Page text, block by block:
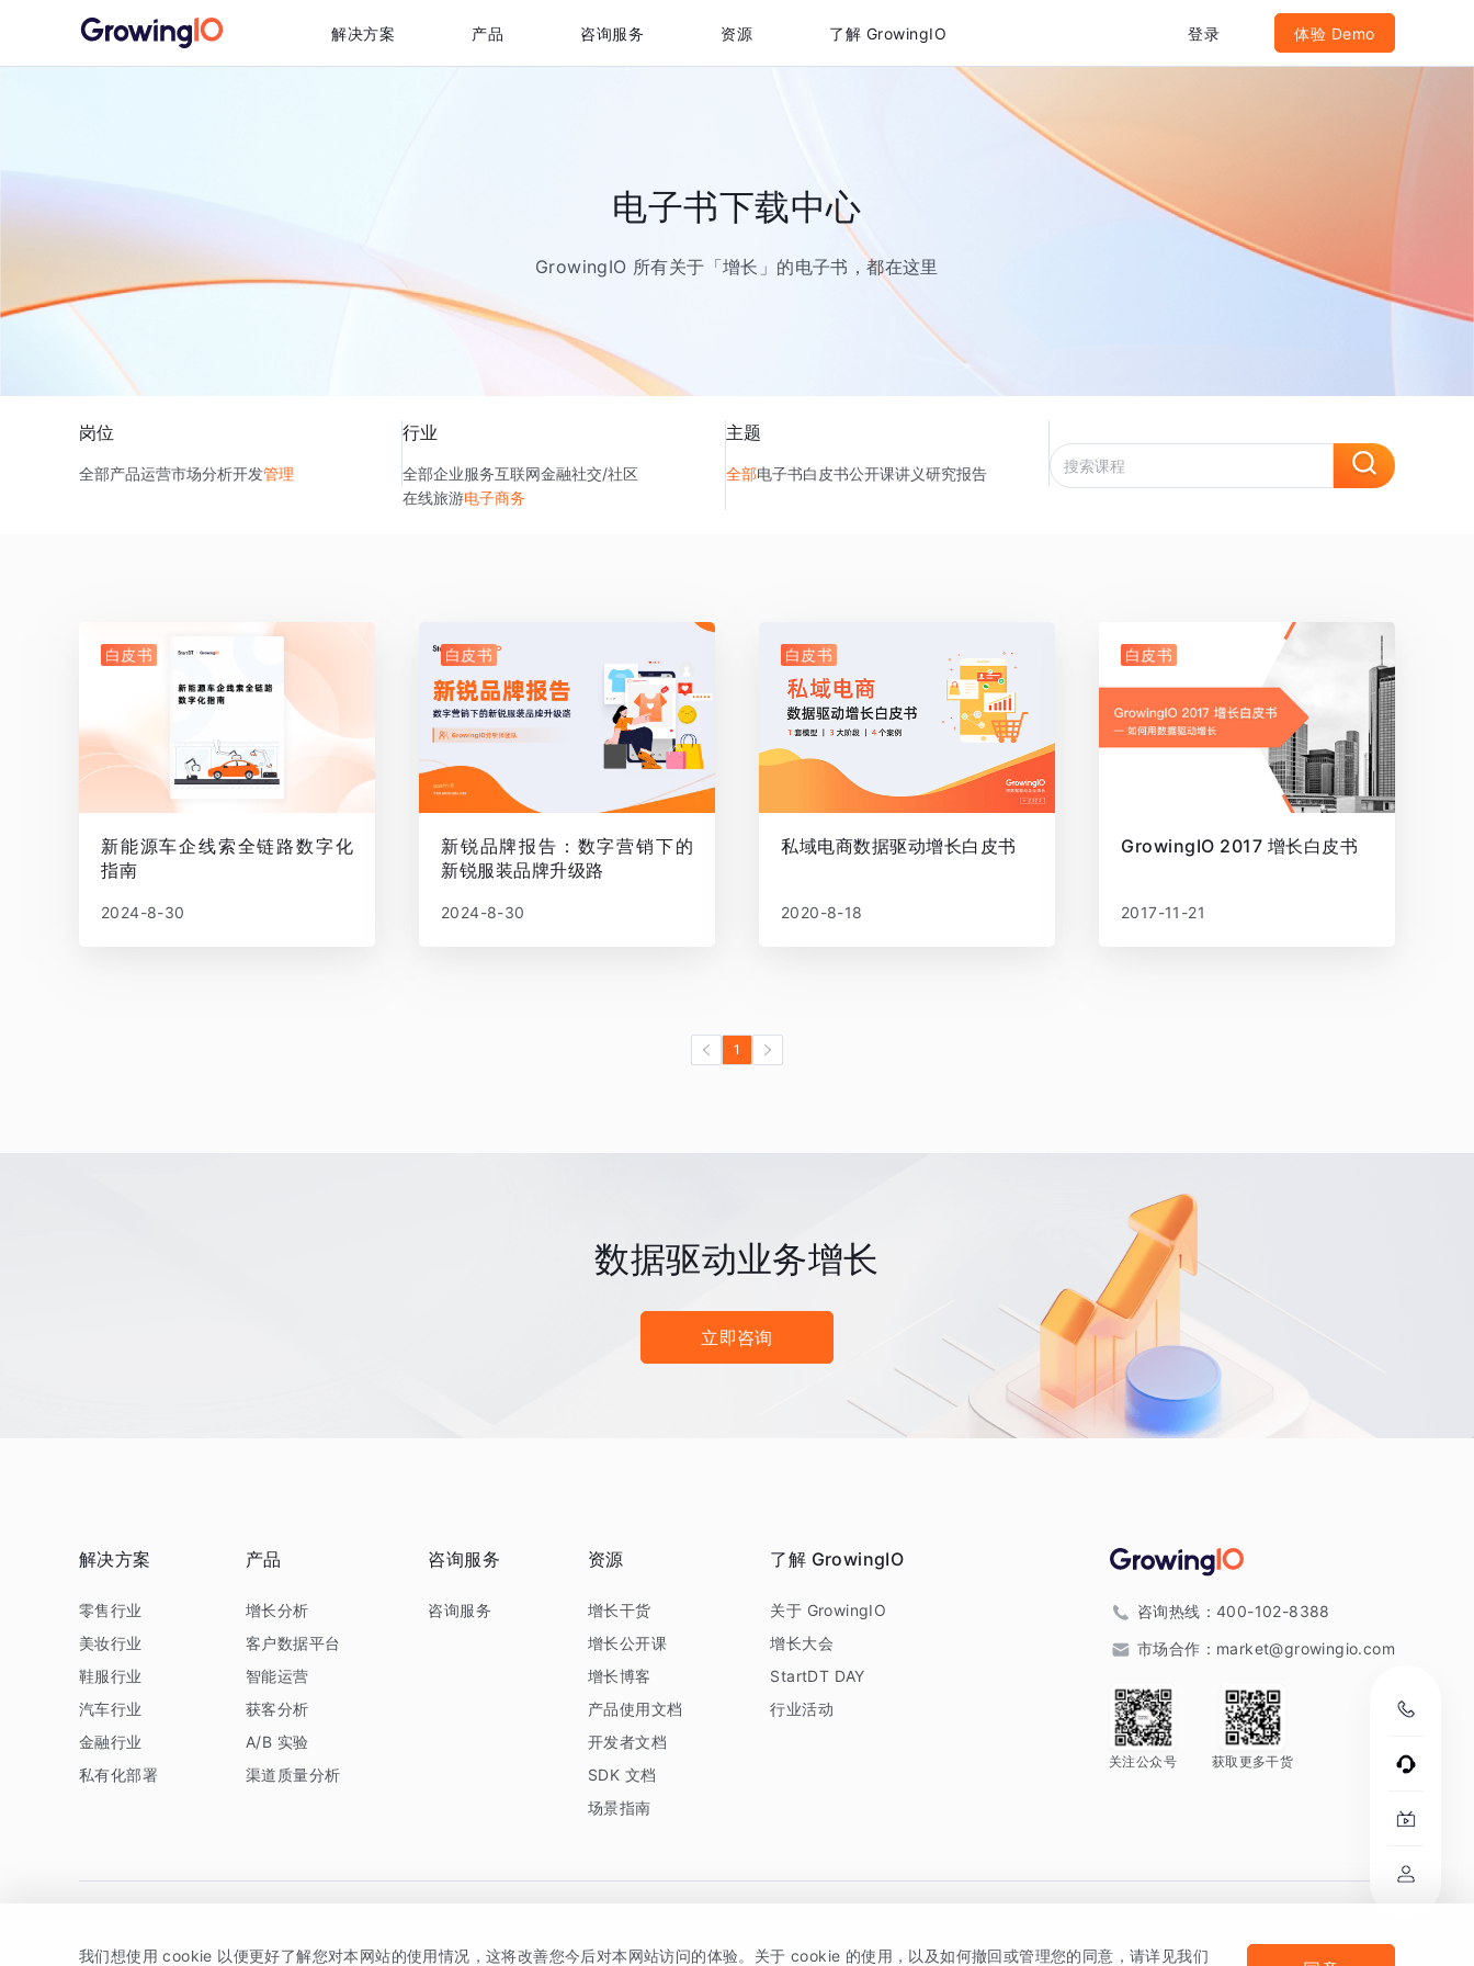
解决方案 产品 咨询服务 资源 了解 GrowingIO 登录 体验 Demo
电子书下载中心
GrowingIO 所有关于「增长」的电子书，都在这里
岗位
全部产品运营市场分析开发管理
行业
全部企业服务互联网金融社交/社区
在线旅游电子商务
主题
全部电子书白皮书公开课讲义研究报告
白皮书
新能源车企线索全链路数字化
指南
2024-8-30
白皮书
新锐品牌报告：数字营销下的
新锐服装品牌升级路
2024-8-30
白皮书
私域电商数据驱动增长白皮书
2020-8-18
白皮书
GrowingIO 2017 增长白皮书
2017-11-21
1
数据驱动业务增长
立即咨询
解决方案
零售行业
美妆行业
鞋服行业
汽车行业
金融行业
私有化部署
产品
增长分析
客户数据平台
智能运营
获客分析
A/B 实验
渠道质量分析
咨询服务
咨询服务
资源
增长干货
增长公开课
增长博客
产品使用文档
开发者文档
SDK 文档
场景指南
了解 GrowingIO
关于 GrowingIO
增长大会
StartDT DAY
行业活动
咨询热线： 400-102-8388
市场合作： market@growingio.com
关注公众号 获取更多干货
我们想使用 cookie 以便更好了解您对本网站的使用情况，这将改善您今后对本网站访问的体验。关于 cookie 的使用，以及如何撤回或管理您的同意，请详见我们